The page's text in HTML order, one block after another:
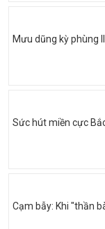
Mưu dũng kỳ phùng II
Sức hút miền cực
Cạm bẫy: Khi "thần